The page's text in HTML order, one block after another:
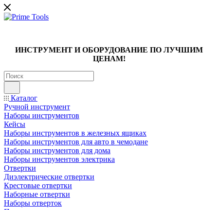
ИНСТРУМЕНТ И ОБОРУДОВАНИЕ ПО ЛУЧШИМ
ЦЕНАМ!
Каталог
Ручной инструмент
Наборы инструментов
Кейсы
Наборы инструментов в железных ящиках
Наборы инструментов для авто в чемодане
Наборы инструментов для дома
Наборы инструментов электрика
Отвертки
Диэлектрические отвертки
Крестовые отвертки
Наборные отвертки
Наборы отверток